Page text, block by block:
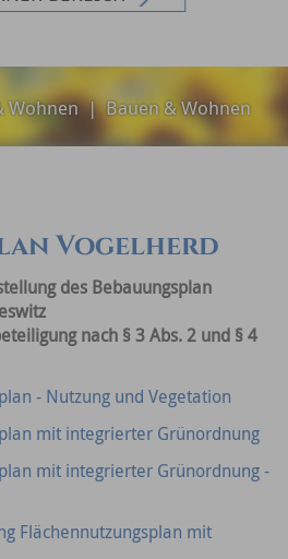
Wohnen|Bauen & Wohnen
Vogelherd
des Bebauungsplan
nach § 3 Abs. 2 und § 4
- Nutzung und Vegetation
mit integrierter Grünordnung
mit integrierter Grünordnung -
Flächennutzungsplan mit